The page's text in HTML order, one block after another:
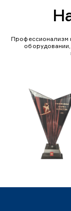
Профессионализм